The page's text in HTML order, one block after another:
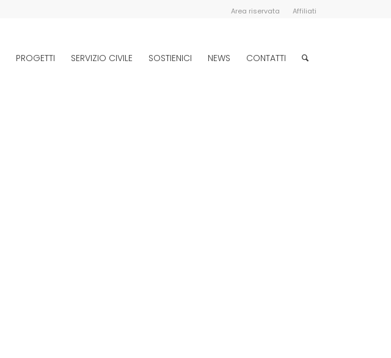
Area riservata Affiliati
PROGETTI SERVIZIO CIVILE SOSTIENICI NEWS CONTATTI